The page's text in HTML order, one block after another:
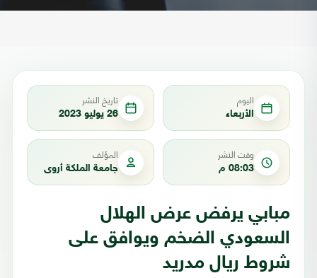
اليوم
الأربعاء
تاريخ النشر
26 يوليو 2023
وقت النشر
08:03 م
المؤلف
جامعة الملكة أروى
مبابي يرفض عرض الهلال
السعودي الضخم ويوافق على
شروط ريال مدريد